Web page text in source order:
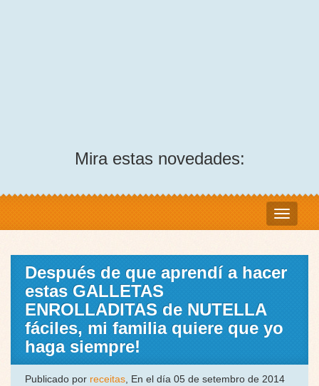
Mira estas novedades:
Después de que aprendí a hacer
estas GALLETAS
ENROLLADITAS de NUTELLA
fáciles, mi familia quiere que yo
haga siempre!
Publicado por receitas, En el día 05 de setembro de 2014